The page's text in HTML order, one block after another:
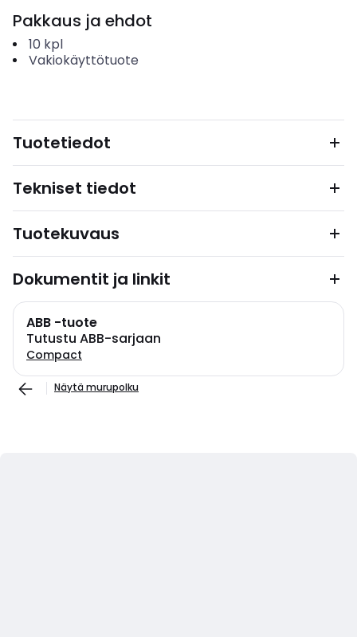
Pakkaus ja ehdot
10 kpl
Vakiokäyttötuote
Tuotetiedot
Tekniset tiedot
Tuotekuvaus
Dokumentit ja linkit
ABB -tuote
Tutustu ABB-sarjaan
Compact
Näytä murupolku